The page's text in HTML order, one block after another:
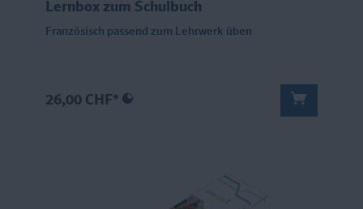
Lernbox zum Schulbuch
Französisch passend zum Lehrwerk üben
26,00 CHF*